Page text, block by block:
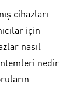
cihazları
için
nasıl
nedir